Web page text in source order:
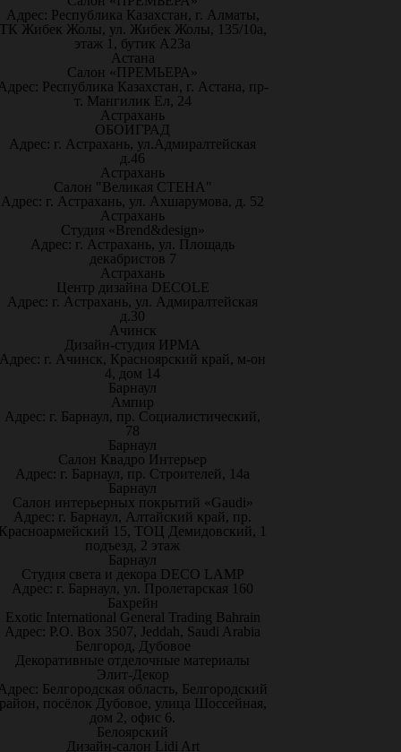
Адрес: Республика Казахстан, г. Алматы,
Жибек Жолы, ул. Жибек Жолы, 135/10а,
этаж 1, бутик А23а
Астана
Салон «ПРЕМЬЕРА»
Республика Казахстан, г. Астана, пр-
т. Мангилик Ел, 24
Астрахань
ОБОИГРАД
Адрес: г. Астрахань, ул.Адмиралтейская
д.46
Астрахань
Салон "Великая СТЕНА"
Адрес: г. Астрахань, ул. Ахшарумова, д. 52
Астрахань
Студия «Brend&design»
Адрес: г. Астрахань, ул. Площадь
декабристов 7
Астрахань
Центр дизайна DECOLE
Адрес: г. Астрахань, ул. Адмиралтейская
д.30
Ачинск
Дизайн-студия ИРМА
Адрес: г. Ачинск, Красноярский край, м-он
4, дом 14
Барнаул
Ампир
Адрес: г. Барнаул, пр. Социалистический,
78
Барнаул
Салон Квадро Интерьер
Адрес: г. Барнаул, пр. Строителей, 14а
Барнаул
Салон интерьерных покрытий «Gaudi»
Адрес: г. Барнаул, Алтайский край, пр.
15, ТОЦ Демидовский, 1
подъезд, 2 этаж
Барнаул
Студия света и декора DECO LAMP
Адрес: г. Барнаул, ул. Пролетарская 160
Бахрейн
Exotic International General Trading Bahrain
Адрес: P.O. Box 3507, Jeddah, Saudi Arabia
Белгород, Дубовое
Декоративные отделочные материалы
Элит-Декор
Белгородская область, Белгородский
посёлок Дубовое, улица Шоссейная,
дом 2, офис 6.
Белоярский
Дизайн-салон Lidi Art